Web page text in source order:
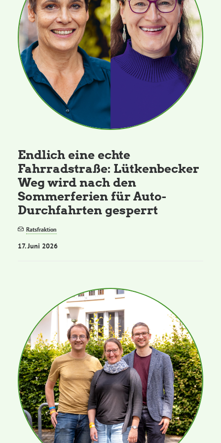
Endlich eine echte
Fahrradstraße: Lütkenbecker
Weg wird nach den
Sommerferien für Auto-
Durchfahrten gesperrt
Ratsfraktion
17. Juni 2026